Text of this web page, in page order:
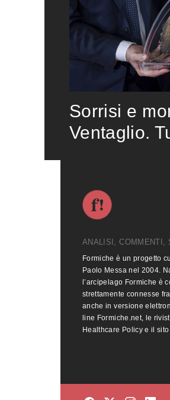
Sorrisi e
Ventaglio.
ANALISI, COMMENTI,
Formiche è un progetto
Paolo Messa nel 2004.
l’arcipelago Formiche è
strettamente connesse
anche in versione
line Formiche.net, le
Healthcare Policy e il